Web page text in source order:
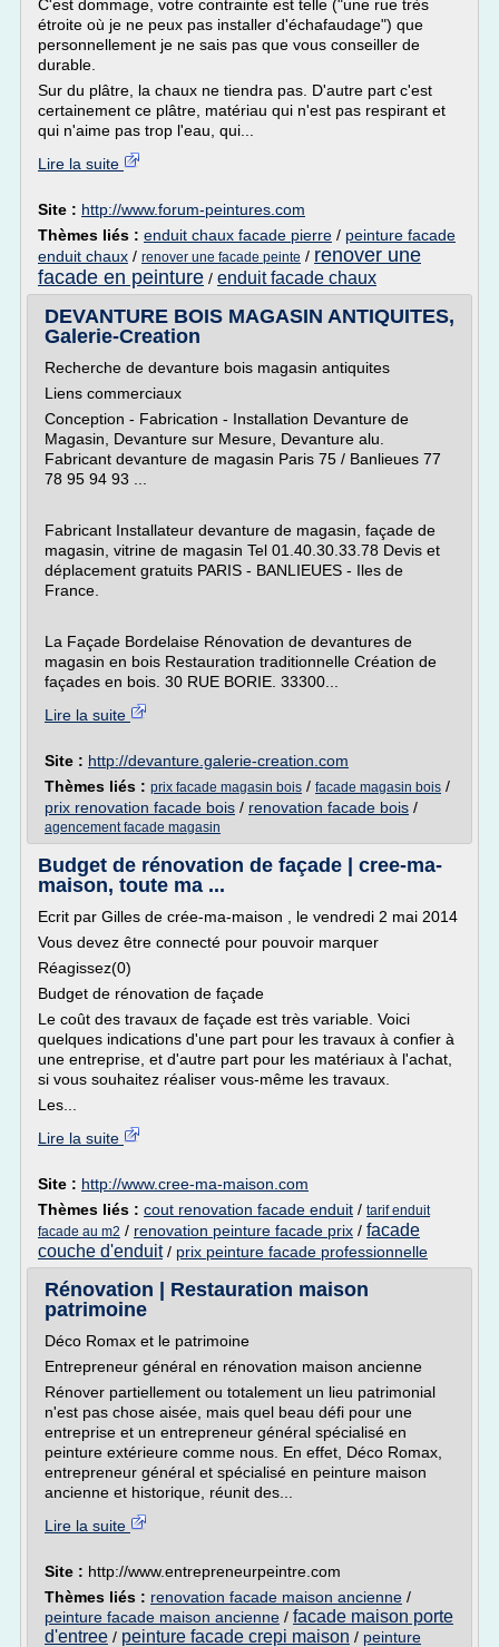
C'est dommage, votre contrainte est telle ("une rue très
étroite où je ne peux pas installer d'échafaudage") que
personnellement je ne sais pas que vous conseiller de
durable.
Sur du plâtre, la chaux ne tiendra pas. D'autre part c'est
certainement ce plâtre, matériau qui n'est pas respirant et
qui n'aime pas trop l'eau, qui...
Lire la suite
Site : http://www.forum-peintures.com
Thèmes liés : enduit chaux facade pierre / peinture facade
enduit chaux / renover une facade peinte / renover une
facade en peinture / enduit facade chaux
DEVANTURE BOIS MAGASIN ANTIQUITES,
Galerie-Creation
Recherche de devanture bois magasin antiquites
Liens commerciaux
Conception - Fabrication - Installation Devanture de
Magasin, Devanture sur Mesure, Devanture alu.
Fabricant devanture de magasin Paris 75 / Banlieues 77
78 95 94 93 ...
Fabricant Installateur devanture de magasin, façade de
magasin, vitrine de magasin Tel 01.40.30.33.78 Devis et
déplacement gratuits PARIS - BANLIEUES - Iles de
France.
La Façade Bordelaise Rénovation de devantures de
magasin en bois Restauration traditionnelle Création de
façades en bois. 30 RUE BORIE. 33300...
Lire la suite
Site : http://devanture.galerie-creation.com
Thèmes liés : prix facade magasin bois / facade magasin bois /
prix renovation facade bois / renovation facade bois /
agencement facade magasin
Budget de rénovation de façade | cree-ma-
maison, toute ma ...
Ecrit par Gilles de crée-ma-maison , le vendredi 2 mai 2014
Vous devez être connecté pour pouvoir marquer
Réagissez(0)
Budget de rénovation de façade
Le coût des travaux de façade est très variable. Voici
quelques indications d'une part pour les travaux à confier à
une entreprise, et d'autre part pour les matériaux à l'achat,
si vous souhaitez réaliser vous-même les travaux.
Les...
Lire la suite
Site : http://www.cree-ma-maison.com
Thèmes liés : cout renovation facade enduit / tarif enduit
facade au m2 / renovation peinture facade prix / facade
couche d'enduit/ prix peinture facade professionnelle
Rénovation | Restauration maison
patrimoine
Déco Romax et le patrimoine
Entrepreneur général en rénovation maison ancienne
Rénover partiellement ou totalement un lieu patrimonial
n'est pas chose aisée, mais quel beau défi pour une
entreprise et un entrepreneur général spécialisé en
peinture extérieure comme nous. En effet, Déco Romax,
entrepreneur général et spécialisé en peinture maison
ancienne et historique, réunit des...
Lire la suite
Site : http://www.entrepreneurpeintre.com
Thèmes liés : renovation facade maison ancienne /
peinture facade maison ancienne / facade maison porte
d'entree / peinture facade crepi maison / peinture